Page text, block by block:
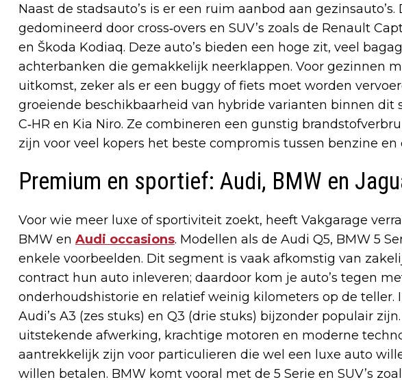
Naast de stadsauto’s is er een ruim aanbod aan
gedomineerd door cross‑overs en SUV’s zoals de Renault
en Škoda Kodiaq. Deze auto’s bieden een hoge zit, veel
achterbanken die gemakkelijk neerklappen. Voor gezinnen
uitkomst, zeker als er een buggy of fiets moet worden
groeiende beschikbaarheid van hybride varianten binnen dit
C‑HR en Kia Niro. Ze combineren een gunstig
zijn voor veel kopers het beste compromis tussen benzine en
Premium en sportief: Audi, BMW en
Voor wie meer luxe of sportiviteit zoekt, heeft Vakgarage
BMW en Audi occasions. Modellen als de Audi Q5, BMW 5
enkele voorbeelden. Dit segment is vaak afkomstig van
contract hun auto inleveren; daardoor kom je auto’s tegen
onderhoudshistorie en relatief weinig kilometers op de teller.
Audi’s A3 (zes stuks) en Q3 (drie stuks) bijzonder populair
uitstekende afwerking, krachtige motoren en moderne
aantrekkelijk zijn voor particulieren die wel een luxe auto
willen betalen. BMW komt vooral met de 5 Serie en SUV’s